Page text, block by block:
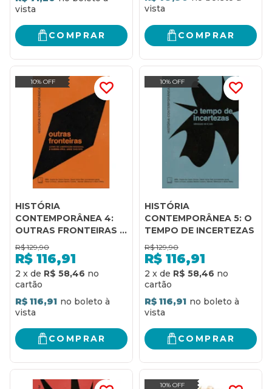
COMPRAR
protestante no Vale do
Três Forquilhas e os
católicos da Colônia
São PedroCOMPRAR
10% OFF
HISTÓRIA
CONTEMPORÂNEA 4:
OUTRAS FRONTEIRAS -
LUTAS DE LIBERTAÇÃO
NACIONAL E GUERRA
FRIA
R$ 129,90
R$ 116,91
2 x de R$ 58,46
R$ 116,91
COMPRAR
10% OFF
HISTÓRIA
CONTEMPORÂNEA 5: O
TEMPO DE INCERTEZAS
R$ 129,90
R$ 116,91
2 x de R$ 58,46
R$ 116,91
COMPRAR
10% OFF